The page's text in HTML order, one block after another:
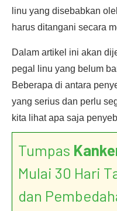
linu yang disebabkan
harus ditangani secara
Dalam artikel ini akan
pegal linu yang belum
Beberapa di antara
yang serius dan perlu
kita lihat apa saja
Tumpas
Mulai 30 Hari
dan